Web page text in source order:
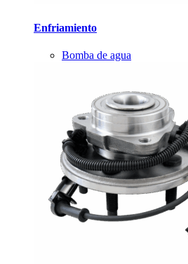
Enfriamiento
Bomba de agua